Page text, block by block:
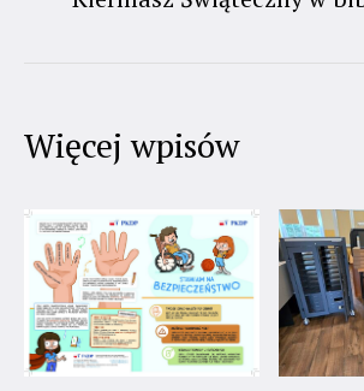
Więcej wpisów